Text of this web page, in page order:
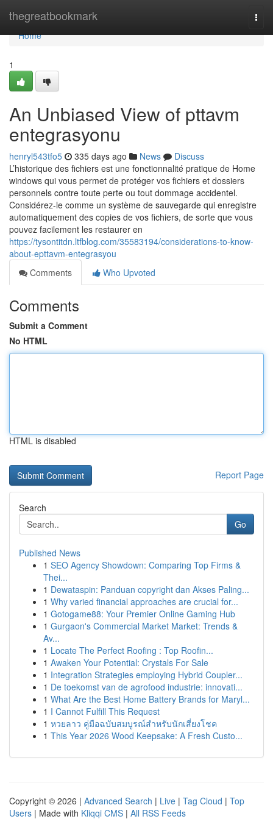
thegreatbookmark
Home
Home
1
An Unbiased View of pttavm
entegrasyonu
henryl543tfo5 335 days ago News
Discuss
L’historique des fichiers est une fonctionnalité pratique de Home
windows qui vous permet de protéger vos fichiers et dossiers
personnels contre toute perte ou tout dommage accidentel.
Considérez-le comme un système de sauvegarde qui enregistre
automatiquement des copies de vos fichiers, de sorte que vous
pouvez facilement les restaurer en
https://tysontitdn.ltfblog.com/35583194/considerations-to-know-
about-epttavm-entegrasyou
Comments
Who Upvoted
Comments
Submit a Comment
No HTML
HTML is disabled
Report Page
Search
Go
Published News
1 SEO Agency Showdown: Comparing Top Firms &
Thei...
1 Dewataspin: Panduan copyright dan Akses Paling...
1 Why varied financial approaches are crucial for...
1 Gotogame88: Your Premier Online Gaming Hub
1 Gurgaon's Commercial Market Market: Trends &
Av...
1 Locate The Perfect Roofing : Top Roofin...
1 Awaken Your Potential: Crystals For Sale
1 Integration Strategies employing Hybrid Coupler...
1 De toekomst van de agrofood industrie: innovati...
1 What Are the Best Home Battery Brands for Maryl...
1 I Cannot Fulfill This Request
1 หวยลาว คู่มือฉบับสมบูรณ์สำหรับนักเสี่ยงโชค
1 This Year 2026 Wood Keepsake: A Fresh Custo...
Copyright © 2026 | Advanced Search | Live | Tag Cloud | Top
Users | Made with Kliqqi CMS | All RSS Feeds